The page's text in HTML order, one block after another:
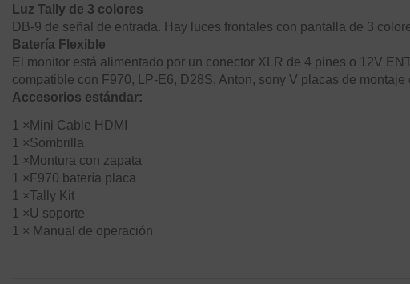
Luz Tally de 3 colores
DB-9 de señal de entrada. Hay luces frontales con pantalla de 3
Batería Flexible
El monitor está alimentado por un conector XLR de 4 pines o 12V
compatible con F970, LP-E6, D28S, Anton, sony V placas de montaje
Accesorios estándar:
1 × Mini Cable HDMI
1 ×Sombrilla
1 × Montura con zapata
1 × F970 batería placa
1 ×Tally Kit
1 ×U soporte
1 × Manual de operación